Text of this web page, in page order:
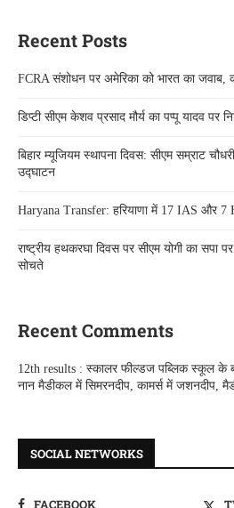
Recent Posts
FCRA संशोधन पर अमेरिका को भारत का जवाब,
डिप्टी सीएम केशव प्रसाद मौर्य का पप्पू यादव पर
बिहार म्यूजियम स्थापना दिवस: सीएम सम्राट
उद्घाटन
Haryana Transfer: हरियाणा में 17 IAS और 7
राष्ट्रीय हथकरघा दिवस पर सीएम योगी का
सोचते
Recent Comments
12th results : स्कालर फील्डज पब्लिक स्कूल के
नान मैडीकल में सिमरनदीप, कामर्स में जशनदीप,
SOCIAL NETWORKS
FACEBOOK